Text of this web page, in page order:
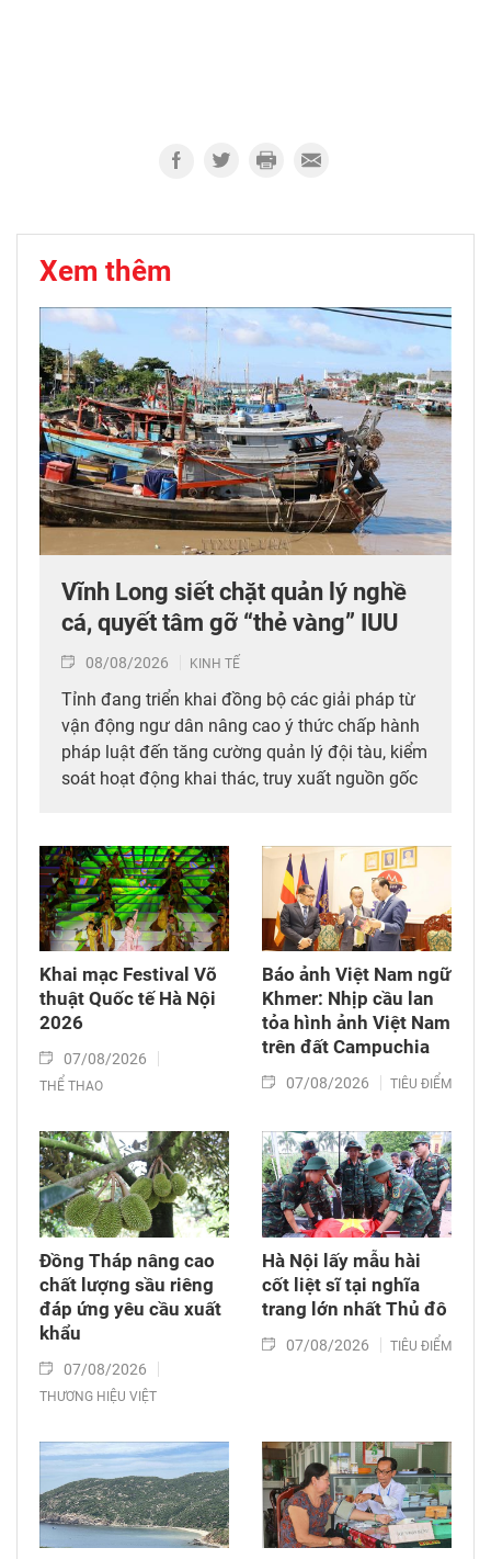
Xem thêm
Vĩnh Long siết chặt quản lý nghề
cá, quyết tâm gỡ “thẻ vàng” IUU
08/08/2026 KINH TẾ
Tỉnh đang triển khai đồng bộ các giải pháp từ
vận động ngư dân nâng cao ý thức chấp hành
pháp luật đến tăng cường quản lý đội tàu, kiểm
soát hoạt động khai thác, truy xuất nguồn gốc
Khai mạc Festival Võ
thuật Quốc tế Hà Nội
2026
07/08/2026
THỂ THAO
Báo ảnh Việt Nam ngữ
Khmer: Nhịp cầu lan
tỏa hình ảnh Việt Nam
trên đất Campuchia
07/08/2026 TIÊU ĐIỂM
Đồng Tháp nâng cao
chất lượng sầu riêng
đáp ứng yêu cầu xuất
khẩu
07/08/2026
THƯƠNG HIỆU VIỆT
Hà Nội lấy mẫu hài
cốt liệt sĩ tại nghĩa
trang lớn nhất Thủ đô
07/08/2026 TIÊU ĐIỂM